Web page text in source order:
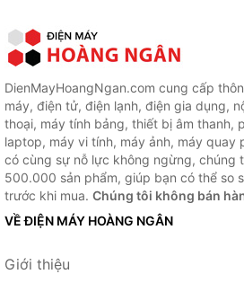
DienMayHoangNgan.com cung cấp
máy, điện tử, điện lạnh, điện gia dụng,
thoại, máy tính bảng, thiết bị âm thanh,
laptop, máy vi tính, máy ảnh, máy quay
có cùng sự nỗ lực không ngừng, chúng
500.000 sản phẩm, giúp bạn có thể so
trước khi mua. Chúng tôi không bán
VỀ ĐIỆN MÁY HOÀNG NGÂN
Giới thiệu